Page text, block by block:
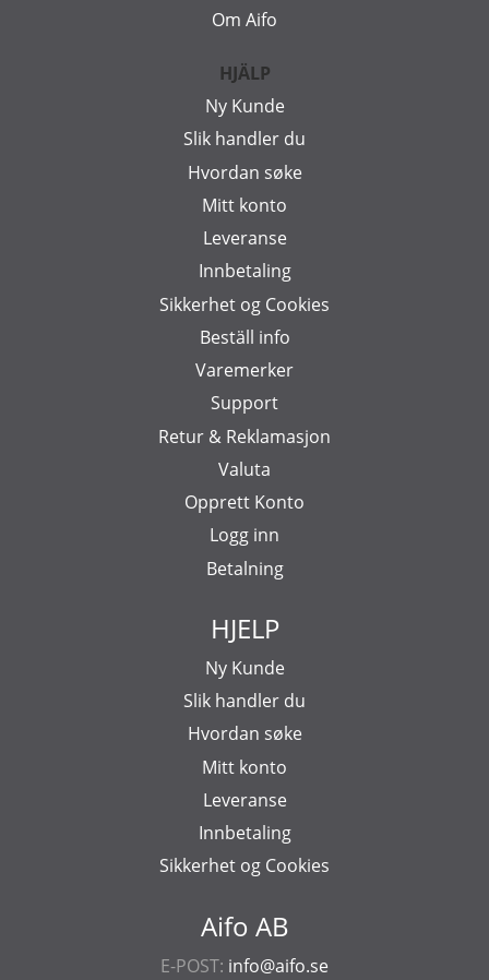
Aifo AB
E-POST: info@aifo.se
Om Aifo
HJÄLP
Ny Kunde
Slik handler du
Hvordan søke
Mitt konto
Leveranse
Innbetaling
Sikkerhet og Cookies
Beställ info
Varemerker
Support
Retur & Reklamasjon
Valuta
Opprett Konto
Logg inn
Betalning
HJELP
Ny Kunde
Slik handler du
Hvordan søke
Mitt konto
Leveranse
Innbetaling
Sikkerhet og Cookies